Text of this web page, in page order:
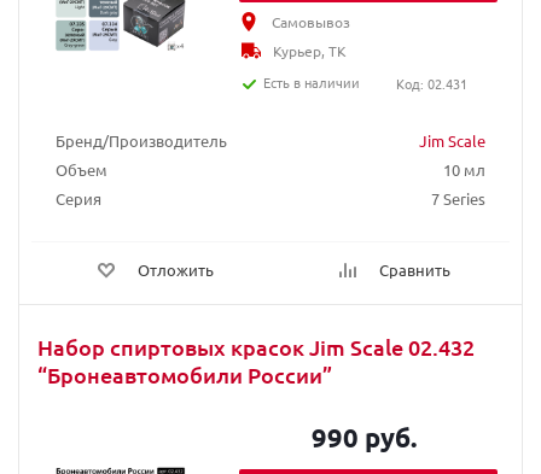
Бренд/Производитель
Jim Scale
Объем
10 мл
Серия
7 Series
Отложить Сравнить
Самовывоз
Курьер, ТК
Есть в наличии
Код: 02.431
Набор спиртовых красок Jim Scale 02.432
“Бронеавтомобили России”
990 руб.